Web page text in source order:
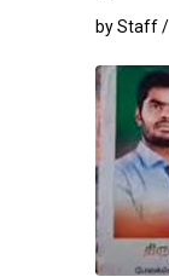
by Staff